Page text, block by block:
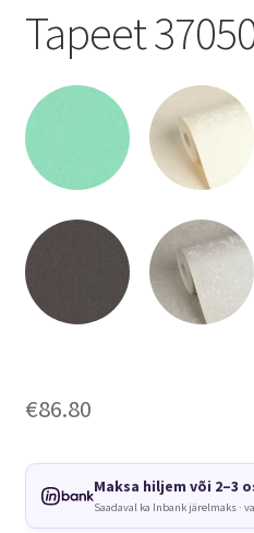
Tapeet
€86.80
Maksa hiljem või 2–3
Saadaval ka Inbank järelmaks ·